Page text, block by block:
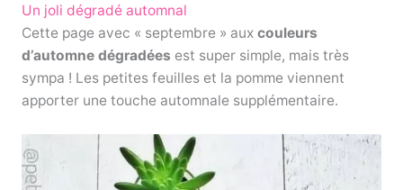
Un joli dégradé automnal
Cette page avec « septembre » aux couleurs
d’automne dégradées est super simple, mais très
sympa ! Les petites feuilles et la pomme viennent
apporter une touche automnale supplémentaire.